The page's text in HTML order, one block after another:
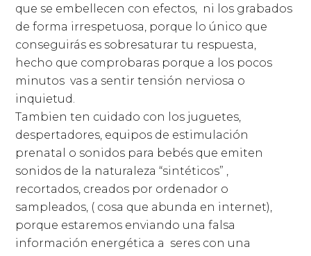
que se embellecen con efectos,
ni los grabados
de forma irrespetuosa, porque lo único que
conseguirás es sobresaturar tu respuesta,
hecho que comprobaras porque a los pocos
minutos vas a sentir tensión nerviosa o
inquietud.
Tambien ten cuidado con los juguetes,
despertadores, equipos de estimulación
prenatal o sonidos para bebés que emiten
sonidos de la naturaleza “sintéticos” ,
recortados, creados por ordenador o
sampleados, ( cosa que abunda en internet),
porque estaremos enviando una falsa
información energética a seres con una